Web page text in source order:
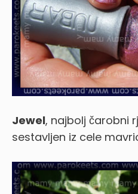
Jewel, najbolj čarobni
sestavljen iz cele